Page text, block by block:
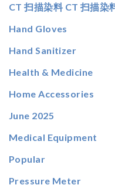
CT 扫描染料 CT 扫描染
Hand Gloves
Hand Sanitizer
Health & Medicine
Home Accessories
June 2025
Medical Equipment
Popular
Pressure Meter